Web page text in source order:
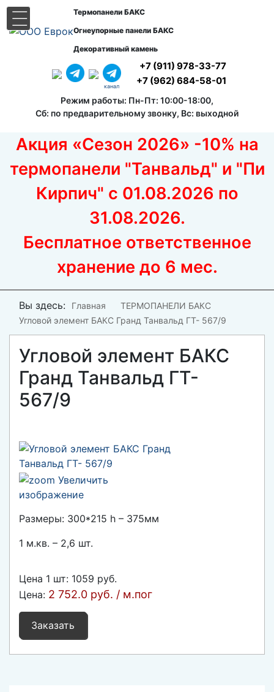
Термопанели БАКС
Огнеупорные панели БАКС
Декоративный камень
канал
+7 (911) 978-33-77
+7 (962) 684-58-01
Режим работы: Пн-Пт: 10:00-18:00,
Сб: по предварительному звонку, Вс: выходной
Акция «Сезон 2026» -10% на
термопанели "Танвальд" и "Пи
Кирпич" с 01.08.2026 по
31.08.2026.
Бесплатное ответственное
хранение до 6 мес.
|||
Вы здесь: Главная
ТЕРМОПАНЕЛИ БАКС
Угловой элемент БАКС Гранд Танвальд ГТ- 567/9
Угловой элемент БАКС
Гранд Танвальд ГТ-
567/9
Увеличить
изображение
Размеры: 300*215 h – 375мм
1 м.кв. – 2,6 шт.
Цена 1 шт: 1059 руб.
Цена: 2 752.0 руб. / м.пог
Заказать